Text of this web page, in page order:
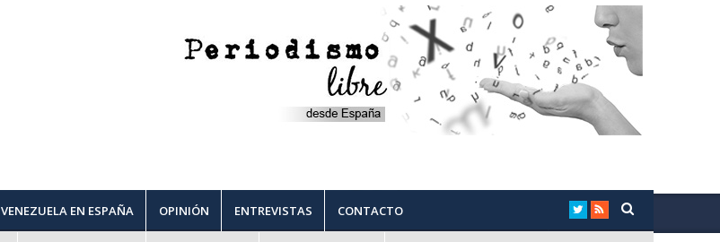
VENEZUELA EN ESPAÑA OPINIÓN ENTREVISTAS CONTACTO